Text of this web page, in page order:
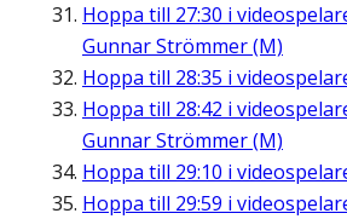
Hoppa till 27:30 i
Gunnar Strömmer (M)
Hoppa till 28:35 i
Hoppa till 28:42 i
Gunnar Strömmer (M)
Hoppa till 29:10 i
Hoppa till 29:59 i